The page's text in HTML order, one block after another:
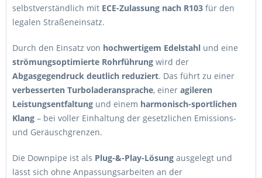
selbstverständlich mit ECE-Zulassung nach R103 für den
legalen Straßeneinsatz.
Durch den Einsatz von hochwertigem Edelstahl und eine
strömungsoptimierte Rohrführung wird der
Abgasgegendruck deutlich reduziert. Das führt zu einer
verbesserten Turboladeransprache, einer agileren
Leistungsentfaltung und einem harmonisch-sportlichen
Klang – bei voller Einhaltung der gesetzlichen Emissions-
und Geräuschgrenzen.
Die Downpipe ist als Plug-&-Play-Lösung ausgelegt und
lässt sich ohne Anpassungsarbeiten an der